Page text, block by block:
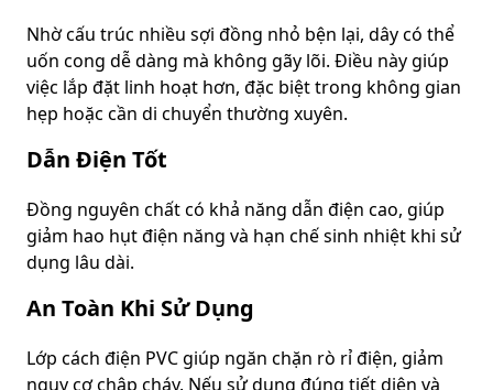
Nhờ cấu trúc nhiều sợi đồng nhỏ bện lại, dây có thể
uốn cong dễ dàng mà không gãy lõi. Điều này giúp
việc lắp đặt linh hoạt hơn, đặc biệt trong không gian
hẹp hoặc cần di chuyển thường xuyên.
Dẫn Điện Tốt
Đồng nguyên chất có khả năng dẫn điện cao, giúp
giảm hao hụt điện năng và hạn chế sinh nhiệt khi sử
dụng lâu dài.
An Toàn Khi Sử Dụng
Lớp cách điện PVC giúp ngăn chặn rò rỉ điện, giảm
nguy cơ chập cháy. Nếu sử dụng đúng tiết diện và